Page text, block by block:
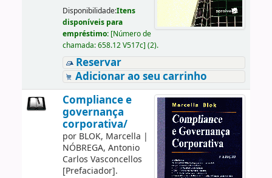
Disponibilidade:Itens
disponíveis para
empréstimo: [Número de
chamada:658.12 V517c] (2).
Reservar
Adicionar ao seu carrinho
Compliance e
governança
corporativa/
por BLOK, Marcella |
NÓBREGA, Antonio
Carlos Vasconcellos
[Prefaciador].